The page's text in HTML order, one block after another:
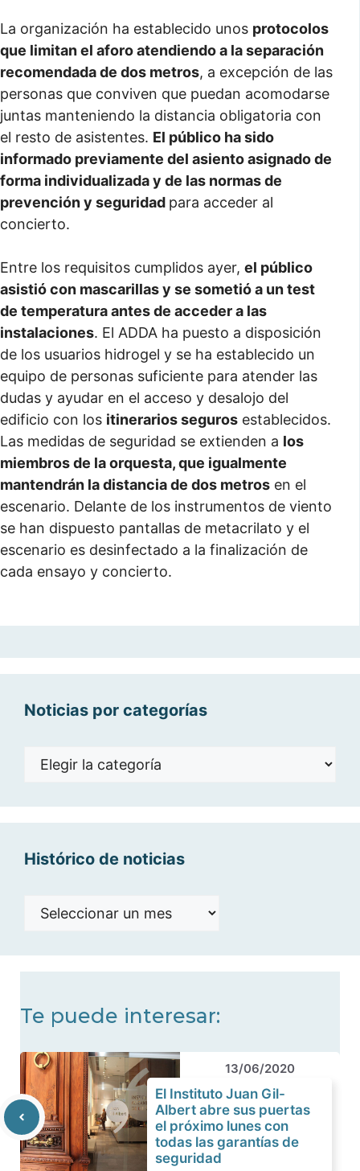
La organización ha establecido unos protocolos
que limitan el aforo atendiendo a la separación
recomendada de dos metros, a excepción de las
personas que conviven que puedan acomodarse
juntas manteniendo la distancia obligatoria con
el resto de asistentes. El público ha sido
informado previamente del asiento asignado de
forma individualizada y de las normas de
prevención y seguridad para acceder al
concierto.
Entre los requisitos cumplidos ayer, el público
asistió con mascarillas y se sometió a un test
de temperatura antes de acceder a las
instalaciones. El ADDA ha puesto a disposición
de los usuarios hidrogel y se ha establecido un
equipo de personas suficiente para atender las
dudas y ayudar en el acceso y desalojo del
edificio con los itinerarios seguros establecidos.
Las medidas de seguridad se extienden a los
miembros de la orquesta, que igualmente
mantendrán la distancia de dos metros en el
escenario. Delante de los instrumentos de viento
se han dispuesto pantallas de metacrilato y el
escenario es desinfectado a la finalización de
cada ensayo y concierto.
Noticias por categorías
Noticias
Histórico de noticias
Histórico
Te puede interesar:
13/06/2020
El Instituto Juan Gil-
Albert abre sus puertas
el próximo lunes con
todas las garantías de
seguridad